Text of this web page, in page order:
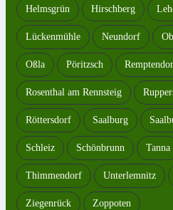
Helmsgrün Hirschberg
Lückenmühle Neundorf
Oßla Pöritzsch
Rosenthal am Rennsteig
Röttersdorf Saalburg
Schleiz Schönbrunn Tanna
Thimmendorf Unterlemnitz
Ziegenrück Zoppoten